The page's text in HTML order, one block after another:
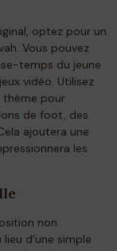
optez pour un
Vous pouvez
temps du jeune
vidéo. Utilisez
thème pour
de foot, des
ajoutera une
les
non
d’une simple